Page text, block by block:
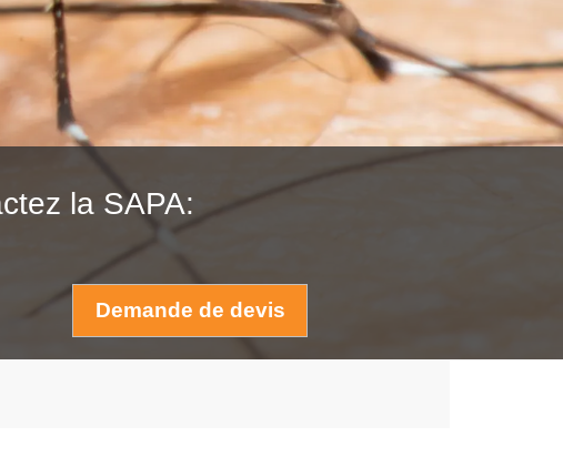
la SAPA:
Demande de devis